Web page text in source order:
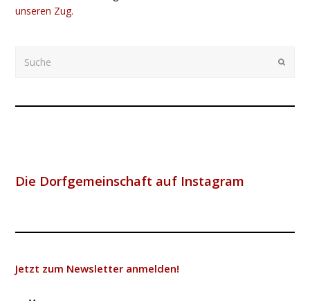
unseren Zug.
Submit
Die Dorfgemeinschaft auf Instagram
Jetzt zum Newsletter anmelden!